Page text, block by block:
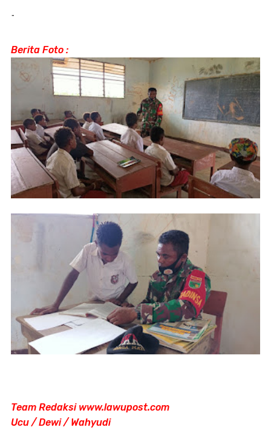
-
Berita Foto :
Team Redaksi www.lawupost.com
Ucu / Dewi / Wahyudi